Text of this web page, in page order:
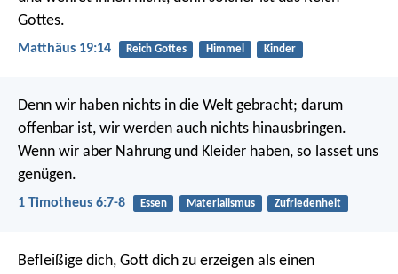
Gottes.
Matthäus 19:14 Reich Gottes Himmel Kinder
Denn wir haben nichts in die Welt gebracht; darum
offenbar ist, wir werden auch nichts hinausbringen.
Wenn wir aber Nahrung und Kleider haben, so lasset uns
genügen.
1 Timotheus 6:7-8 Essen Materialismus Zufriedenheit
Befleißige dich, Gott dich zu erzeigen als einen